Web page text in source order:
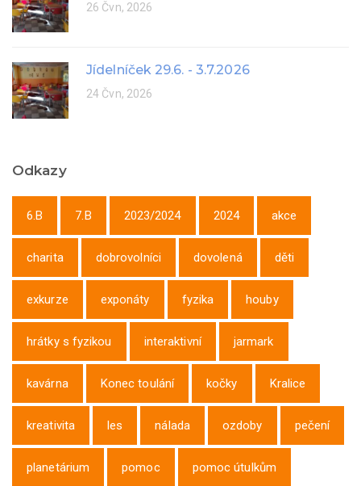
26 Čvn, 2026
Jídelníček 29.6. - 3.7.2026
24 Čvn, 2026
Odkazy
6.B 7.B 2023/2024 2024 akce
charita dobrovolníci dovolená děti
exkurze exponáty fyzika houby
hrátky s fyzikou interaktivní jarmark
kavárna Konec toulání kočky Kralice
kreativita les nálada ozdoby pečení
planetárium pomoc pomoc útulkům